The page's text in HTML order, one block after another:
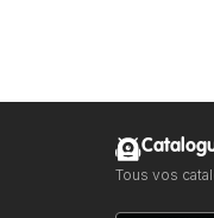
Tous vos